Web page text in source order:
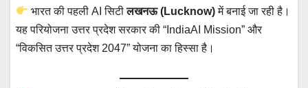
भारत की पहली AI सिटीलखनऊ (Lucknow)में बनाई जा रही है।
यह परियोजना उत्तर प्रदेश सरकार की “IndiaAI Mission” और
“विकसित उत्तर प्रदेश 2047” योजना का हिस्सा है।